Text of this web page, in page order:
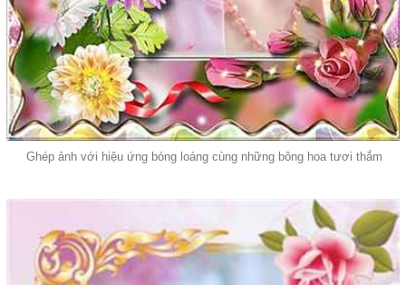
Ghép ảnh với hiệu ứng bóng loáng cùng những bông hoa tươi thắm